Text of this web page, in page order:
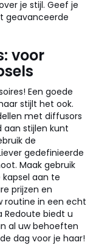
je stijl. Geef je
geavanceerde
voor
Een goede
stijlt het ook.
met diffusors
stijlen kunt
de
gedefinieerde
Maak gebruik
aan te
prijzen en
routine in een echt
Redoute biedt u
al uw behoeften
dag voor je haar!